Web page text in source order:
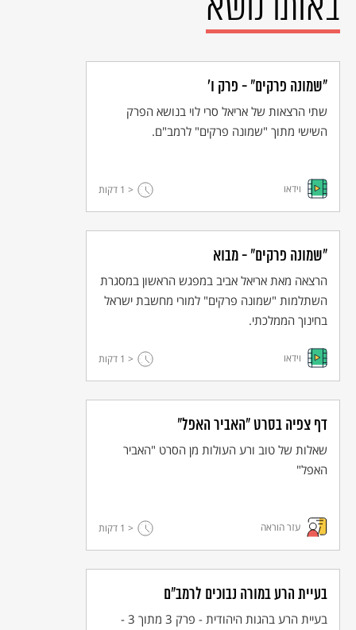
באותו נושא
"שמונה פרקים" - פרק ו'
שתי הרצאות של אריאל סרי לוי בנושא הפרק
השישי מתוך "שמונה פרקים" לרמב"ם.
וידאו < 1 דקות
"שמונה פרקים" - מבוא
הרצאה מאת אריאל אביב במפגש הראשון במסגרת
השתלמות "שמונה פרקים" למורי מחשבת ישראל
בחינוך הממלכתי.
וידאו < 1 דקות
דף צפיה בסרט "האביר האפל"
שאלות של טוב ורע העולות מן הסרט "האביר
האפל"
עזר הוראה < 1 דקות
בעיית הרע במורה נבוכים לרמב"ם
בעיית הרע בהגות היהודית - פרק 3 מתוך 3 -